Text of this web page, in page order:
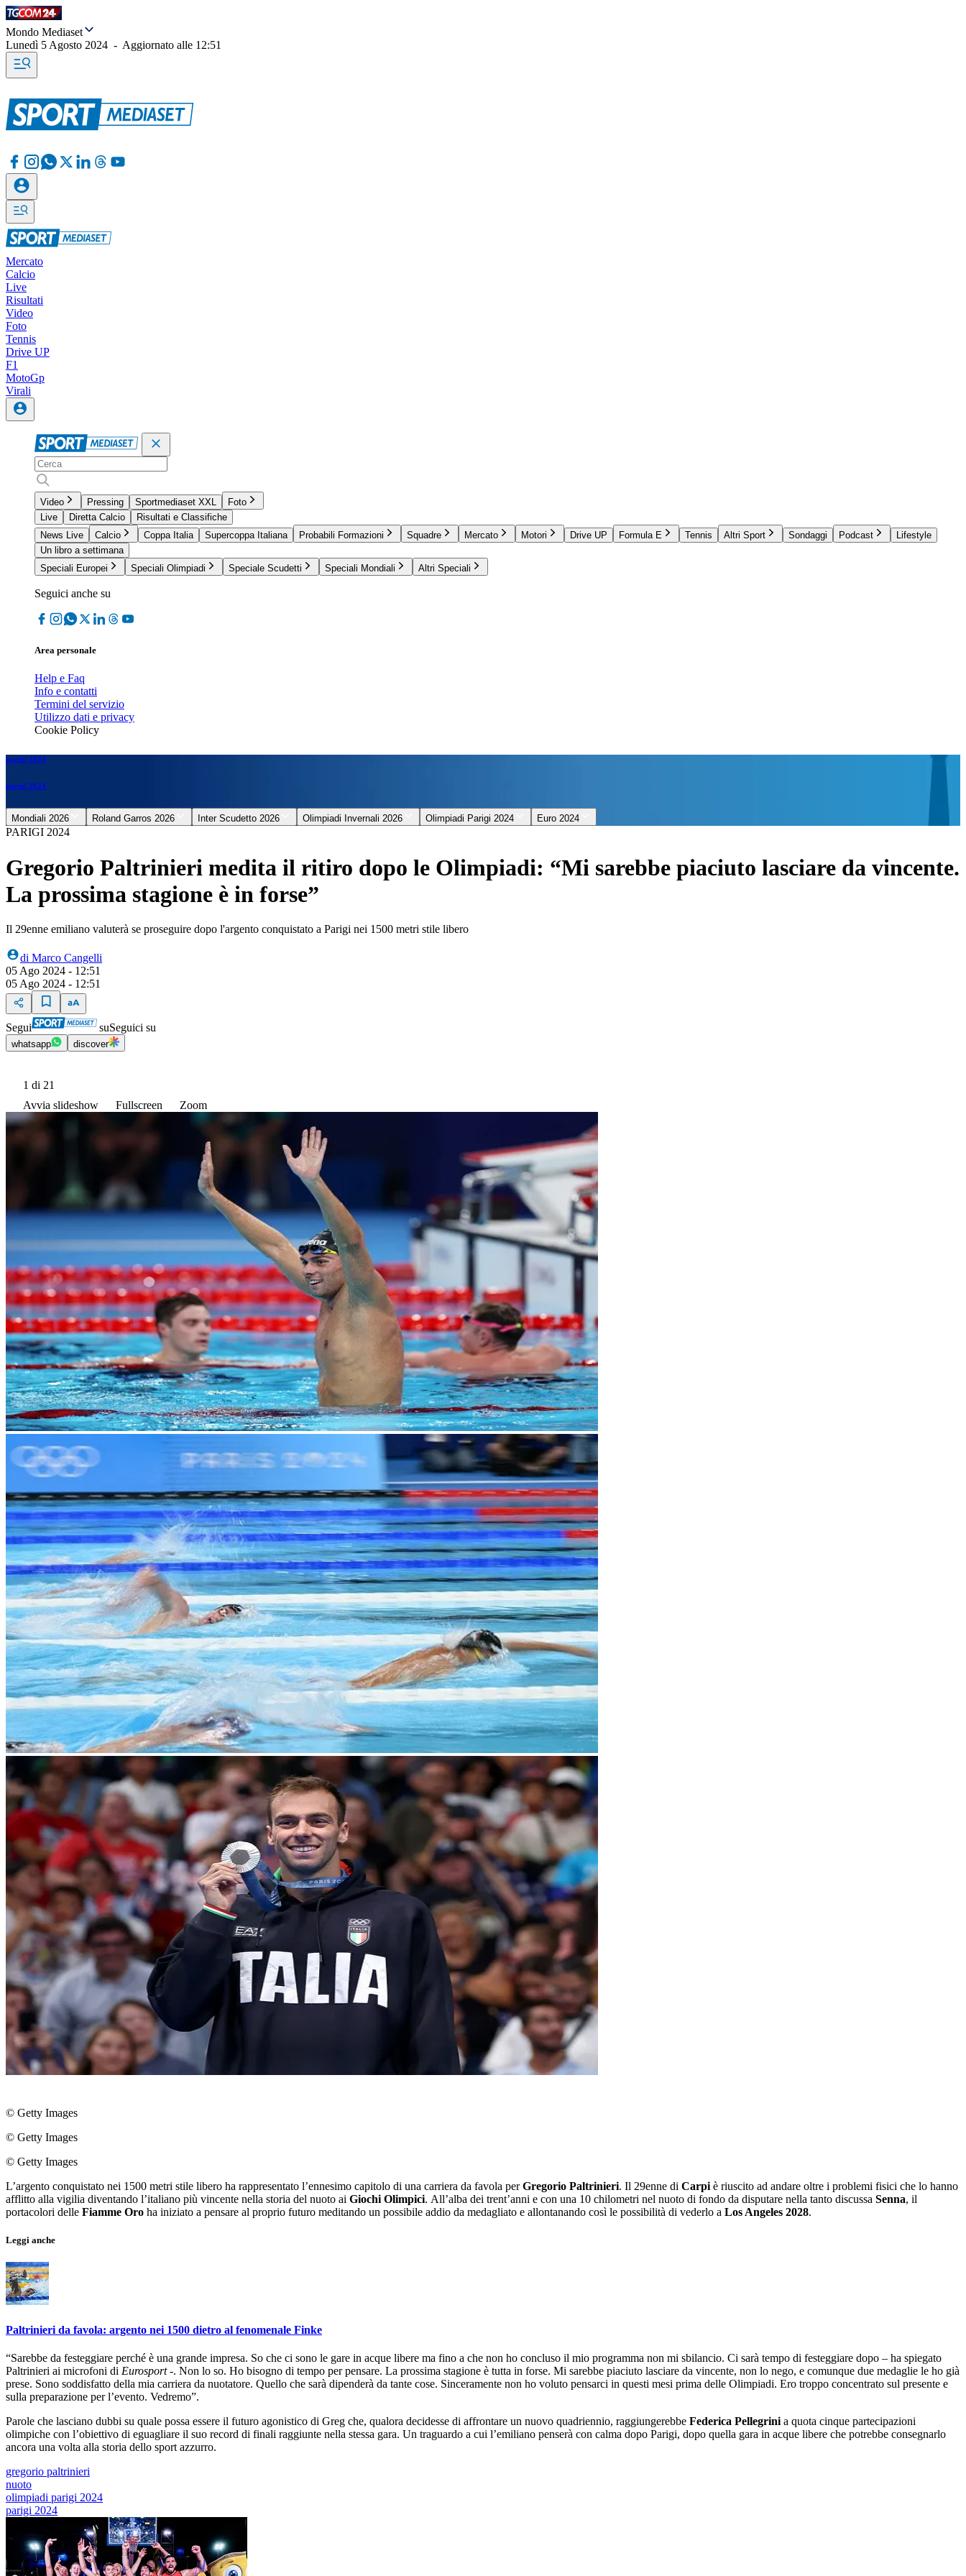
Mondo Mediaset
Lunedì 5 Agosto 2024 - Aggiornato alle 12:51
Mercato
Calcio
Live
Risultati
Video
Foto
Tennis
Drive UP
F1
MotoGp
Virali
Video Pressing Sportmediaset XXL
Foto
Live
Diretta Calcio
Risultati e Classifiche
News Live
Calcio Coppa Italia Supercoppa Italiana Probabili Formazioni Squadre Mercato Motori Drive UP Formula E Tennis Altri Sport Sondaggi Podcast
Lifestyle
Un libro a settimana
Speciali Europei
Speciali Olimpiadi Speciale Scudetti Speciali Mondiali Altri Speciali
Seguici anche su
Area personale
Help e Faq
Info e contatti
Termini del servizio
Utilizzo dati e privacy
Cookie Policy
parigi 2024
parigi 2024
Mondiali 2026 Roland Garros 2026 Inter Scudetto 2026 Olimpiadi Invernali 2026 Olimpiadi Parigi 2024 Euro 2024
PARIGI 2024
Gregorio Paltrinieri medita il ritiro dopo le Olimpiadi: “Mi sarebbe piaciuto lasciare da vincente.
La prossima stagione è in forse”
Il 29enne emiliano valuterà se proseguire dopo l'argento conquistato a Parigi nei 1500 metri stile libero
di Marco Cangelli
05 Ago 2024 - 12:51
05 Ago 2024 - 12:51
Segui suSeguici su
whatsapp discover
1 di 21
Avvia slideshow
Fullscreen Zoom
© Getty Images
© Getty Images
© Getty Images
L’argento conquistato nei 1500 metri stile libero ha rappresentato l’ennesimo capitolo di una carriera da favola perGregorio Paltrinieri. Il 29enne di Carpi è riuscito ad andare oltre i problemi fisici che lo hanno
afflitto alla vigilia diventando l’italiano più vincente nella storia del nuoto ai Giochi Olimpici. All’alba dei trent’anni e con una 10 chilometri nel nuoto di fondo da disputare nella tanto discussa Senna, il
portacolori delle Fiamme Oro ha iniziato a pensare al proprio futuro meditando un possibile addio da medagliato e allontanando così le possibilità di vederlo a Los Angeles 2028.
Leggi anche
Paltrinieri da favola: argento nei 1500 dietro al fenomenale Finke
“Sarebbe da festeggiare perché è una grande impresa. So che ci sono le gare in acque libere ma fino a che non ho concluso il mio programma non mi sbilancio. Ci sarà tempo di festeggiare dopo – ha spiegato
Paltrinieri ai microfoni di Eurosport-. Non lo so. Ho bisogno di tempo per pensare. La prossima stagione è tutta in forse. Mi sarebbe piaciuto lasciare da vincente, non lo nego, e comunque due medaglie le ho già
prese. Sono soddisfatto della mia carriera da nuotatore. Quello che sarà dipenderà da tante cose. Sinceramente non ho voluto pensarci in questi mesi prima delle Olimpiadi. Ero troppo concentrato sul presente e
sulla preparazione per l’evento. Vedremo”.
Parole che lasciano dubbi su quale possa essere il futuro agonistico di Greg che, qualora decidesse di affrontare un nuovo quadriennio, raggiungerebbe Federica Pellegrini a quota cinque partecipazioni
olimpiche con l’obiettivo di eguagliare il suo record di finali raggiunte nella stessa gara. Un traguardo a cui l’emiliano penserà con calma dopo Parigi, dopo quella gara in acque libere che potrebbe consegnarlo
ancora una volta alla storia dello sport azzurro.
gregorio paltrinieri
nuoto
olimpiadi parigi 2024
parigi 2024